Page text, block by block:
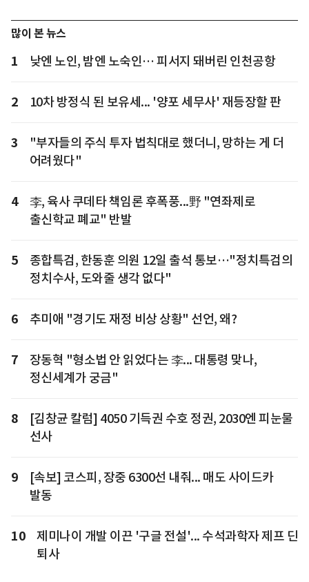
많이 본 뉴스
1 낮엔 노인, 밤엔 노숙인… 피서지 돼버린 인천공항
2 10차 방정식 된 보유세... '양포 세무사' 재등장할 판
3
"부자들의 주식 투자 법칙대로 했더니, 망하는 게 더
어려웠다"
4
李, 육사 쿠데타 책임론 후폭풍...野 "연좌제로
출신학교 폐교" 반발
5
종합특검, 한동훈 의원 12일 출석 통보…"정치특검의
정치수사, 도와줄 생각 없다"
6 추미애 "경기도 재정 비상 상황" 선언, 왜?
7
장동혁 "형소법 안 읽었다는 李... 대통령 맞나,
정신세계가 궁금"
8
[김창균 칼럼] 4050 기득권 수호 정권, 2030엔 피눈물
선사
9
[속보] 코스피, 장중 6300선 내줘... 매도 사이드카
발동
10
제미나이 개발 이끈 '구글 전설'... 수석과학자 제프 딘
퇴사